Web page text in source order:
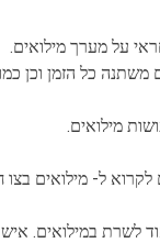
על מערך מילואים.
משתנה כל הזמן וכן
מילואים.
לשרת במילואים. איש